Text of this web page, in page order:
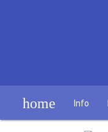
home Info